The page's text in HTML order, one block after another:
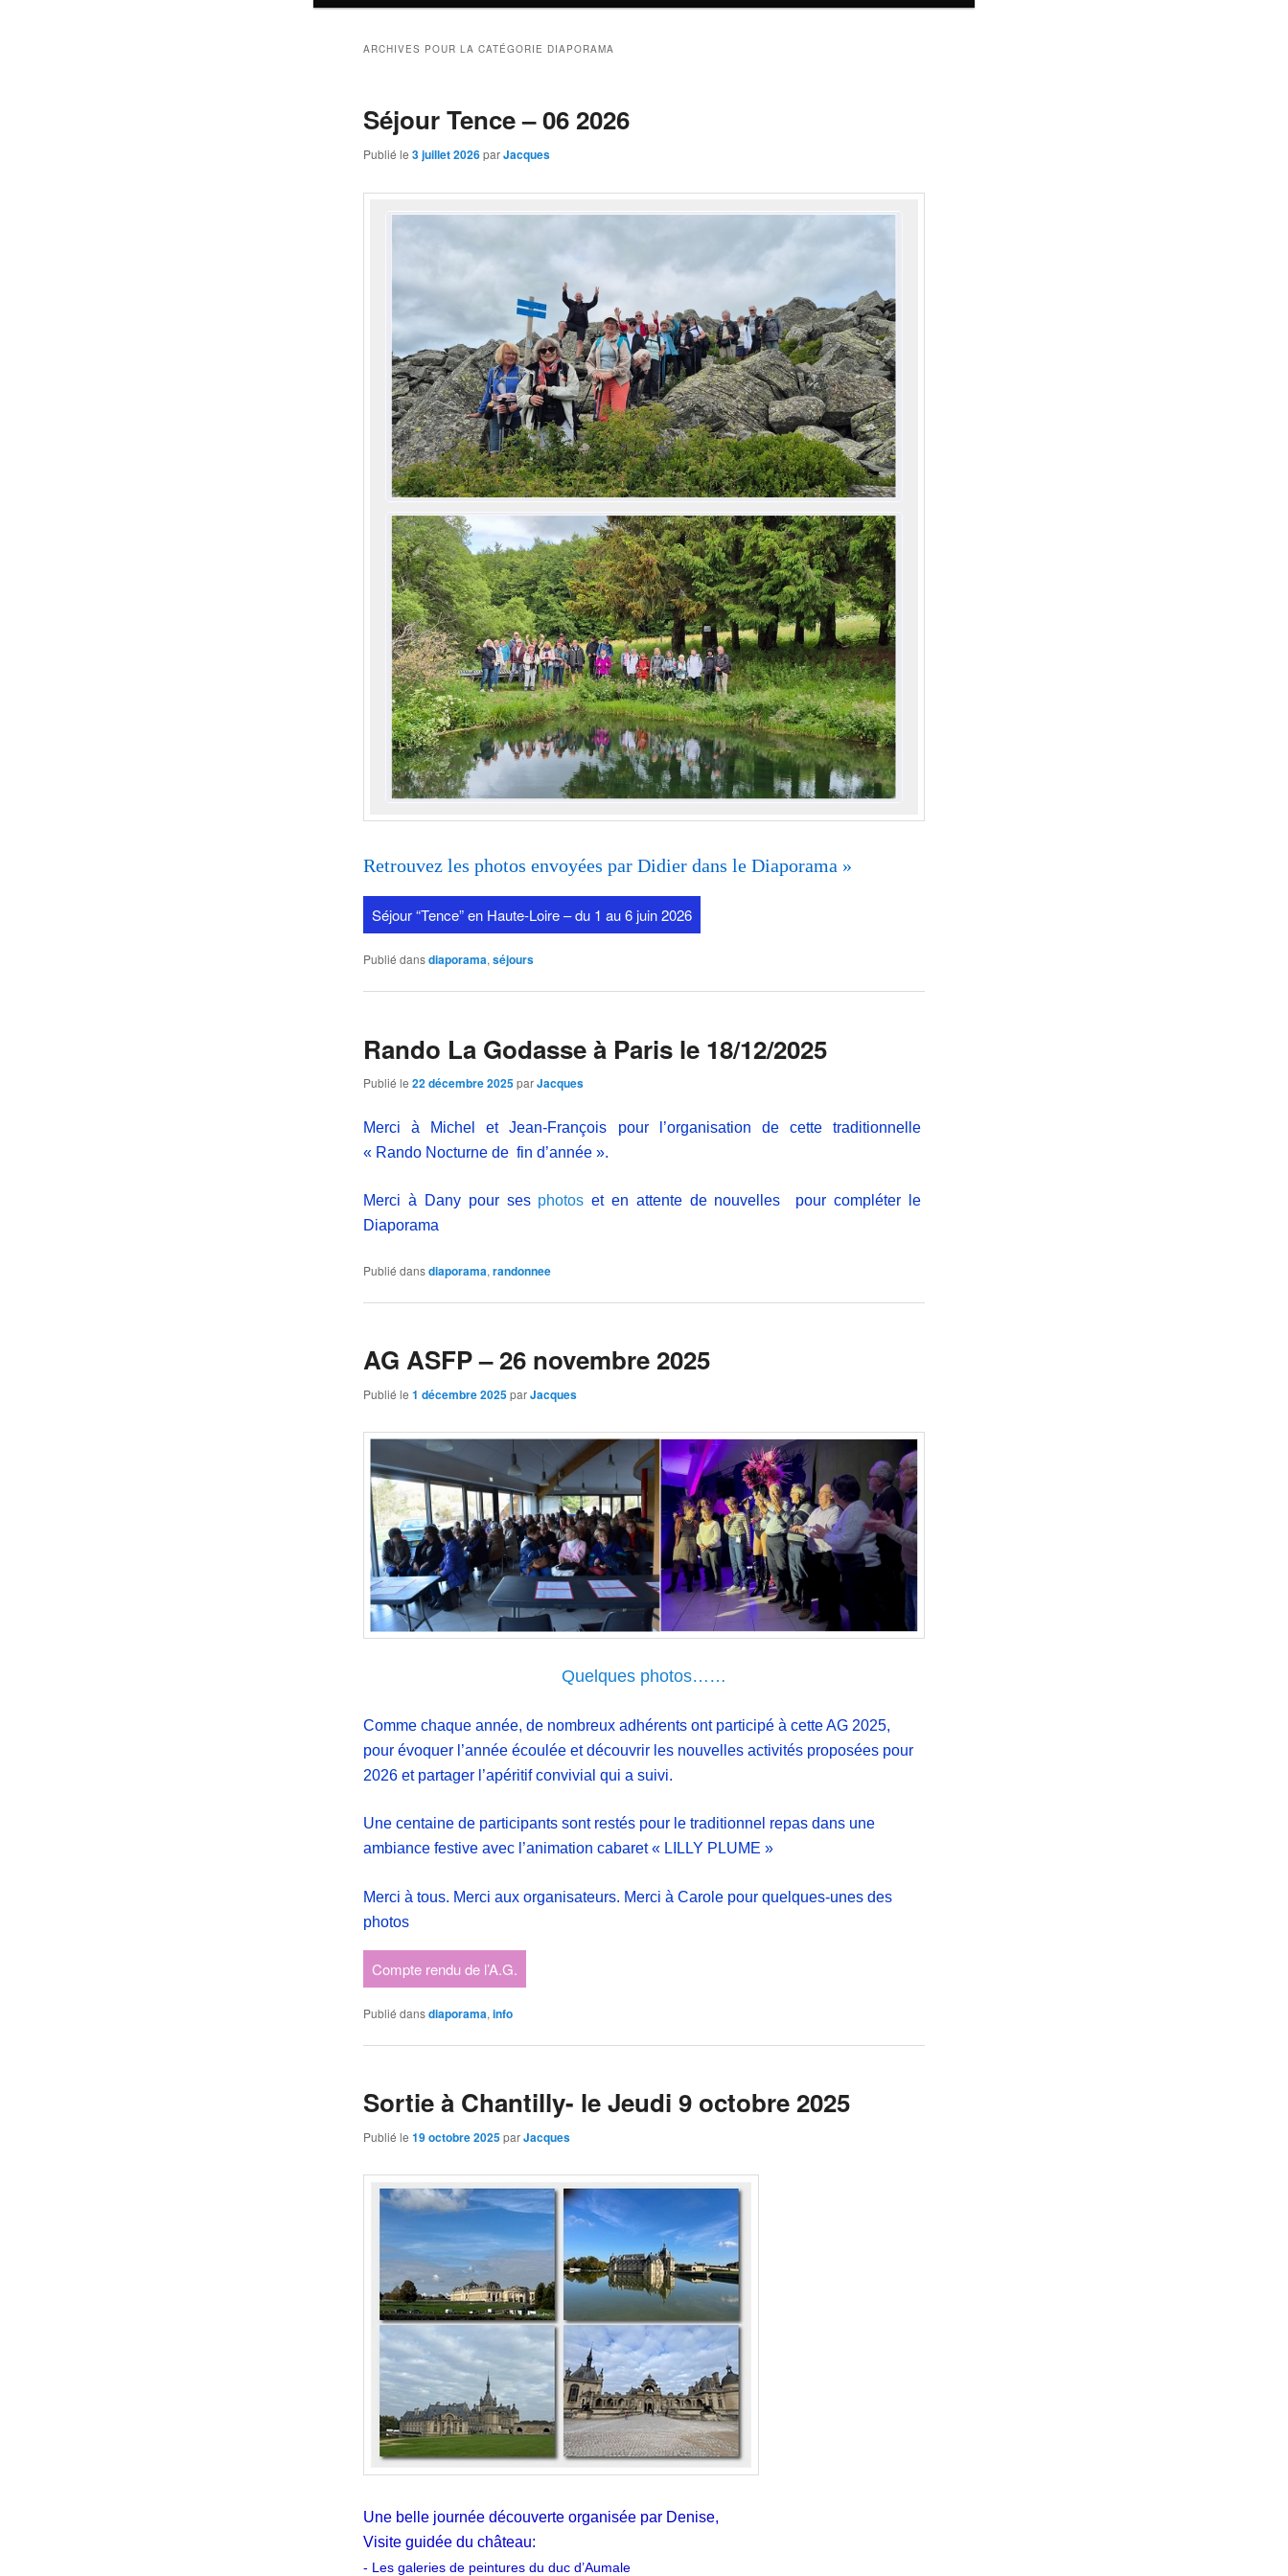
ARCHIVES POUR LA CATÉGORIE DIAPORAMA
Séjour Tence – 06 2026
Publié le3 juillet 2026 parJacques
Retrouvez les photos envoyées par Didier dans le Diaporama »
Séjour “Tence” en Haute-Loire – du 1 au 6 juin 2026
Publié dans diaporama,séjours
Rando La Godasse à Paris le 18/12/2025
Publié le22 décembre 2025 parJacques
Merci à Michel et Jean-François pour l’organisation de cette traditionnelle
« Rando Nocturne de fin d’année ».
Merci à Dany pour ses photos et en attente de nouvelles pour compléter le
Diaporama
Publié dans diaporama,randonnee
AG ASFP – 26 novembre 2025
Publié le1 décembre 2025 parJacques
Quelques photos……
Comme chaque année, de nombreux adhérents ont participé à cette AG 2025,
pour évoquer l’année écoulée et découvrir les nouvelles activités proposées pour
2026 et partager l’apéritif convivial qui a suivi.
Une centaine de participants sont restés pour le traditionnel repas dans une
ambiance festive avec l’animation cabaret « LILLY PLUME »
Merci à tous. Merci aux organisateurs. Merci à Carole pour quelques-unes des
photos
Compte rendu de l’A.G.
Publié dans diaporama,info
Sortie à Chantilly- le Jeudi 9 octobre 2025
Publié le19 octobre 2025 parJacques
Une belle journée découverte organisée par Denise,
Visite guidée du château:
- Les galeries de peintures du duc d’Aumale